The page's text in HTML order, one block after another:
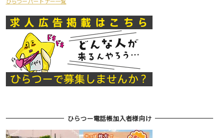
ひらつー電話帳加入者様向け